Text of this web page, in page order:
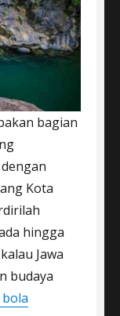
bagian
Kota
hingga
Jawa
budaya